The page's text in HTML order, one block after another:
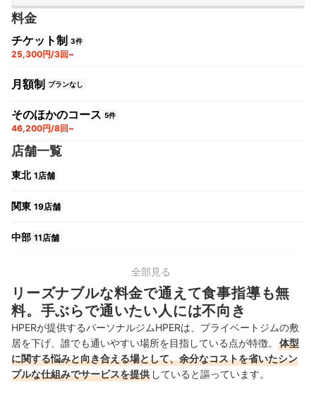
料金
チケット制 3件
25,300円/3回~
月額制 プランなし
そのほかのコース 5件
46,200円/8回~
店舗一覧
東北 1店舗
関東 19店舗
中部 11店舗
九州・沖縄 6店舗
全部見る
リーズナブルな料金で通えて食事指導も無
料。手ぶらで通いたい人には不向き
HPERが提供するパーソナルジムHPERは、プライベートジムの敷
居を下げ、誰でも通いやすい場所を目指している点が特徴。
体型
に関する悩みと向き合える場として、余分なコストを省いたシン
プルな仕組みでサービスを提供 していると謳っています。